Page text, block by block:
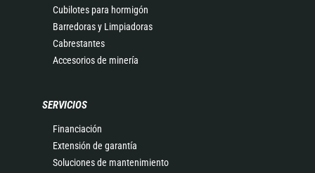
Cubilotes para hormigón
Barredoras y Limpiadoras
Cabrestantes
Accesorios de minería
SERVICIOS
Financiación
Extensión de garantía
Soluciones de mantenimiento